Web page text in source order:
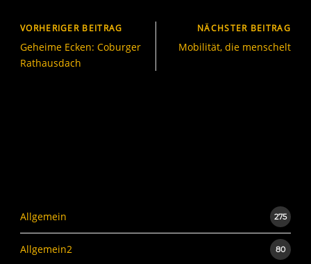
VORHERIGER BEITRAG
Geheime Ecken: Coburger
Rathausdach
NÄCHSTER BEITRAG
Mobilität, die menschelt
Allgemein 275
Allgemein2 80